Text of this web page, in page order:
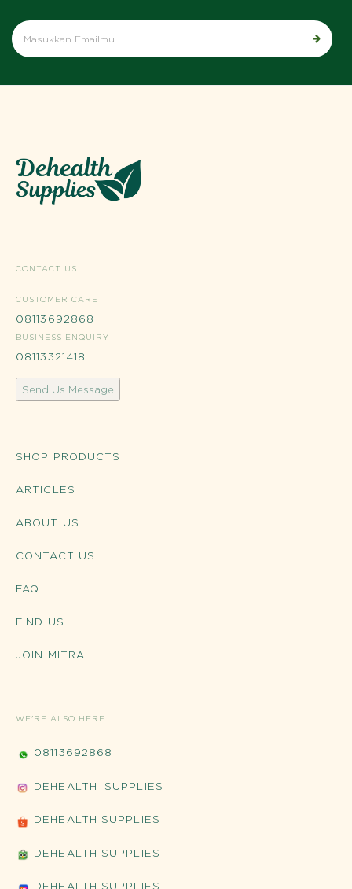
CONTACT US
CUSTOMER CARE
08113692868
BUSINESS ENQUIRY
08113321418
Send Us Message
SHOP PRODUCTS
ARTICLES
ABOUT US
CONTACT US
FAQ
FIND US
JOIN MITRA
WE'RE ALSO HERE
08113692868
DEHEALTH_SUPPLIES
DEHEALTH SUPPLIES
DEHEALTH SUPPLIES
DEHEALTH SUPPLIES